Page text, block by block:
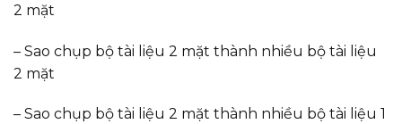
2 mặt
– Sao chụp bộ tài liệu 2 mặt thành nhiều bộ tài liệu
2 mặt
– Sao chụp bộ tài liệu 2 mặt thành nhiều bộ tài liệu 1